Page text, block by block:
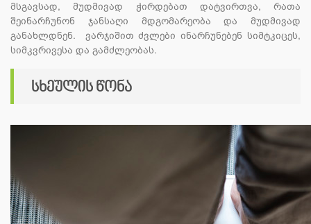
მსგავსად, მუდმივად ჭირდებათ დატვირთვა, რათა
შეინარჩუნონ ჯანსაღი მდგომარეობა და მუდმივად
განახლდნენ. ვარჯიშით ძვლები ინარჩუნებენ სიმტკიცეს,
სიმკვრივესა და გამძლეობას.
სხეულის წონა